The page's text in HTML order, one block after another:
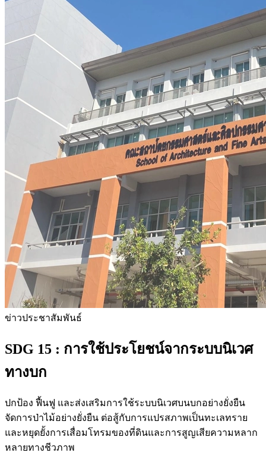
ข่าวประชาสัมพันธ์
SDG 15 : การใช้ประโยชน์จากระบบนิเวศ
ทางบก
ปกป้อง ฟื้นฟู และส่งเสริมการใช้ระบบนิเวศบนบกอย่างยั่งยืน
จัดการป่าไม้อย่างยั่งยืน ต่อสู้กับการแปรสภาพเป็นทะเลทราย
และหยุดยั้งการเสื่อมโทรมของที่ดินและการสูญเสียความหลาก
หลายทางชีวภาพ